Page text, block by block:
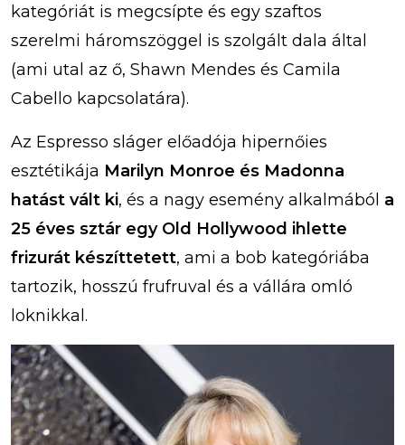
kategóriát is megcsípte és egy szaftos
szerelmi háromszöggel is szolgált dala által
(ami utal az ő, Shawn Mendes és Camila
Cabello kapcsolatára).
Az Espresso sláger előadója hipernőies
esztétikája Marilyn Monroe és Madonna
hatást vált ki, és a nagy esemény alkalmából a
25 éves sztár egy Old Hollywood ihlette
frizurát készíttetett, ami a bob kategóriába
tartozik, hosszú frufruval és a vállára omló
loknikkal.